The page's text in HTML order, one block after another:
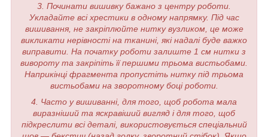
3. Починати вишивку бажано з центру роботи.
Укладайте всі хрестики в одному напрямку. Під час
вишивання, не закріплюйте нитку вузликом, це може
викликати нерівності на тканині, які надалі буде важко
виправити. На початку роботи залиште 1 см нитки з
вивороту та закріпіть її першими трьома вистьобами.
Наприкінці фрагмента пропустіть нитку під трьома
вистьобами на зворотному боці роботи.
4. Часто у вишиванні, для того, щоб робота мала
виразніший та яскравіший вигляд і для того, щоб
підкреслити всі деталі, використовується спеціальний